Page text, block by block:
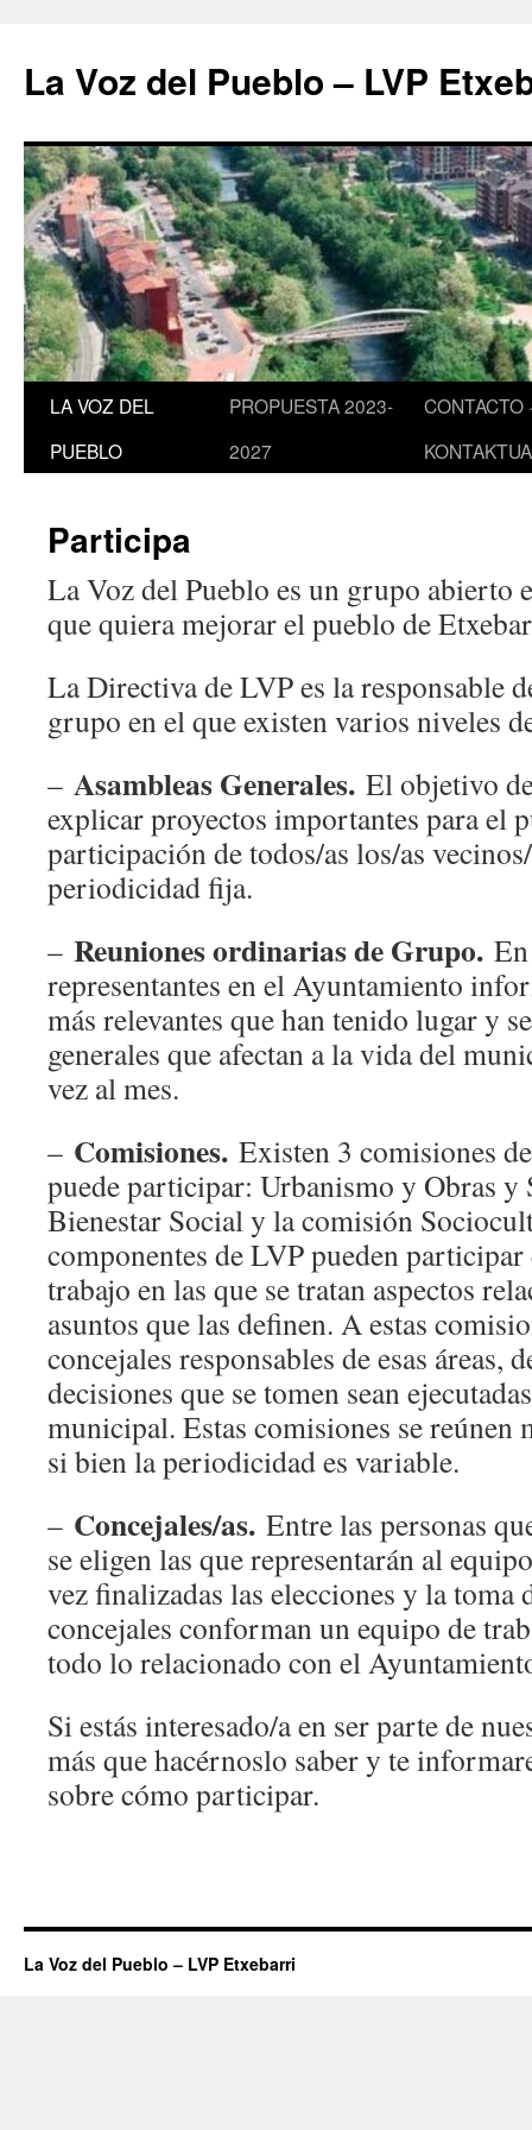
contenido
La Voz del Pueblo – LVP
LA VOZ DEL
PUEBLO
PROPUESTA 2023-
2027
CONTACTO ·
KONTAKTUA
Participa
La Voz del Pueblo es un grupo abierto
que quiera mejorar el pueblo de
La Directiva de LVP es la responsable
grupo en el que existen varios niveles
– Asambleas Generales. El objetivo
explicar proyectos importantes para el
participación de todos/as los/as
periodicidad fija.
– Reuniones ordinarias de Grupo.
representantes en el Ayuntamiento
más relevantes que han tenido lugar y
generales que afectan a la vida del
vez al mes.
– Comisiones. Existen 3 comisiones
puede participar: Urbanismo y Obras
Bienestar Social y la comisión
componentes de LVP pueden participar
trabajo en las que se tratan aspectos
asuntos que las definen. A estas
concejales responsables de esas áreas,
decisiones que se tomen sean
municipal. Estas comisiones se reúnen
si bien la periodicidad es variable.
– Concejales/as. Entre las personas
se eligen las que representarán al
vez finalizadas las elecciones y la toma
concejales conforman un equipo de
todo lo relacionado con el
Si estás interesado/a en ser parte de
más que hacérnoslo saber y te
sobre cómo participar.
La Voz del Pueblo – LVP Etxebarri